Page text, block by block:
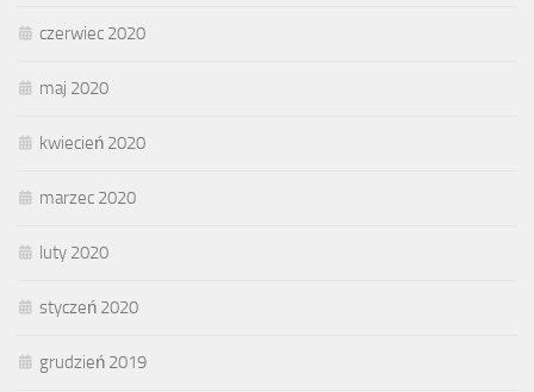
czerwiec 2020
maj 2020
kwiecień 2020
marzec 2020
luty 2020
styczeń 2020
grudzień 2019